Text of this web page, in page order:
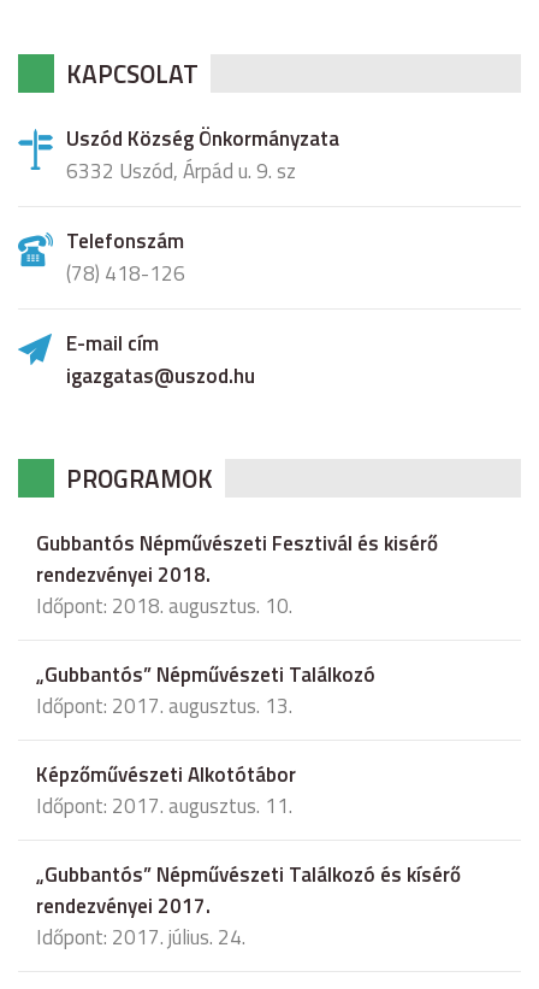
KAPCSOLAT
Uszód Község Önkormányzata
6332 Uszód, Árpád u. 9. sz
Telefonszám
(78) 418-126
E-mail cím
igazgatas@uszod.hu
PROGRAMOK
Gubbantós Népművészeti Fesztivál és kisérő
rendezvényei 2018.
Időpont: 2018. augusztus. 10.
„Gubbantós” Népművészeti Találkozó
Időpont: 2017. augusztus. 13.
Képzőművészeti Alkotótábor
Időpont: 2017. augusztus. 11.
„Gubbantós” Népművészeti Találkozó és kísérő
rendezvényei 2017.
Időpont: 2017. július. 24.